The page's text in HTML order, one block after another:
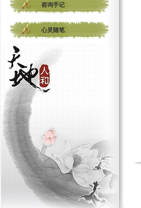
咨询手记
心灵随笔